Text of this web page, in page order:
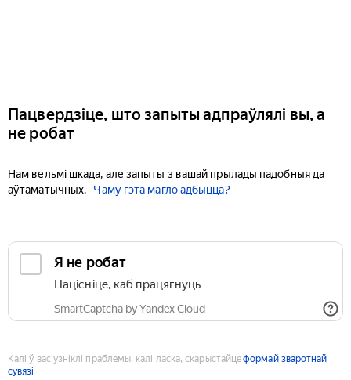
Пацвердзіце, што запыты адпраўлялі вы, а
не робат
Нам вельмі шкада, але запыты з вашай прылады падобныя да
аўтаматычных.
Чаму гэта магло адбыцца?
Я не робат
Націсніце, каб працягнуць
SmartCaptcha by Yandex Cloud
Калі ў вас узніклі праблемы, калі ласка, скарыстайцеформай зваротнай
сувязі